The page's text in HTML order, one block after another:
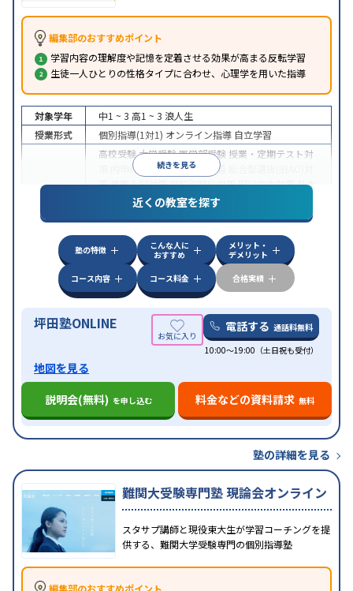
編集部のおすすめポイント
学習内容の理解度や記憶を定着させる効果が高まる反転学習
生徒一人ひとりの性格タイプに合わせ、心理学を用いた指導
続きを見る
対象学年 中1 ~ 3 高1 ~ 3 浪人生
授業形式
個別指導(1対1) オンライン指導 自立学習
高校受験大学受験医学部受験 授業・定期テスト対
内申点対策学習習慣の定着
策推薦入試対策学校別特化対策国公立大対策私大
共通テスト対策英検(英語検定)対策
その
特徴
中高一貫校生に対応授業の振替可能 不登校生に対
学習にPC・タブレットを利用オンライン対応
科目から受講可能季節講習のみの受講可発達障害
の子どもに対応
近くの教室を探す
塾の特徴
こんな人に
おすすめ
メリット・
デメリット
コース内容
コース料金 合格実績
坪田塾ONLINE 電話する 通話料無料
10:00～19:00（土日祝も受付）
地図を見る
説明会(無料) を申し込む 料金などの資料請求 無料
塾の詳細を見る
難関大受験専門塾 現論会オンライン
スタサプ講師と現役東大生が学習コーチングを提
供する、難関大学受験専門の個別指導塾